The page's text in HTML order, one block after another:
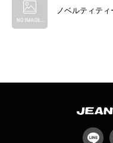
ノベルティティ